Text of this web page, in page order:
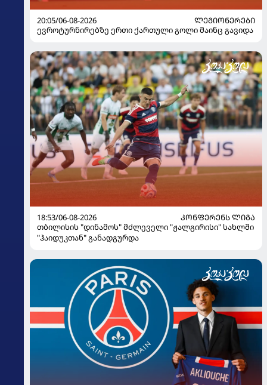
20:05/06-08-2026
ᲚᲔᲒᲘᲝᲜᲔᲠᲔᲑᲘ
ევროტურნირებზე ერთი ქართული გოლი მაინც გავიდა
18:53/06-08-2026
ᲙᲝᲜᲤᲔᲠᲔᲜᲡ ᲚᲘᲒᲐ
თბილისის "დინამოს" მძლეველი "ჟალგირისი" სახლში
"ჰაიდუკთან" განადგურდა